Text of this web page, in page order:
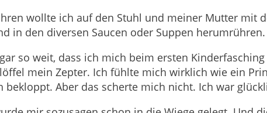
wollte ich auf den Stuhl und meiner Mutter mit
in den diversen Saucen oder Suppen herumrühren.
so weit, dass ich mich beim ersten
mein Zepter. Ich fühlte mich wirklich wie ein
bekloppt. Aber das scherte mich nicht. Ich war